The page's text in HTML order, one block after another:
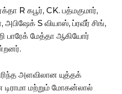
R கபூர், CK. பத்மகுமார்,
S வியாஸ், ப்ரவீர் சிங்,
பாரேக் மேத்தா ஆகியோர்
அளவிலான யுத்தக்
டிராமா மற்றும் மோகன்லால்